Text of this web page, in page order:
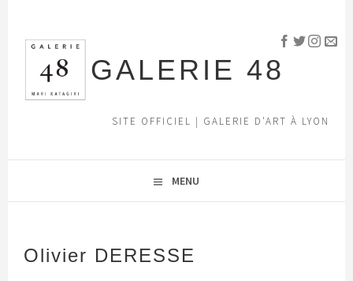
contenu
principal
GALERIE 48
SITE OFFICIEL | GALERIE D'ART À LYON
MENU
Olivier DERESSE